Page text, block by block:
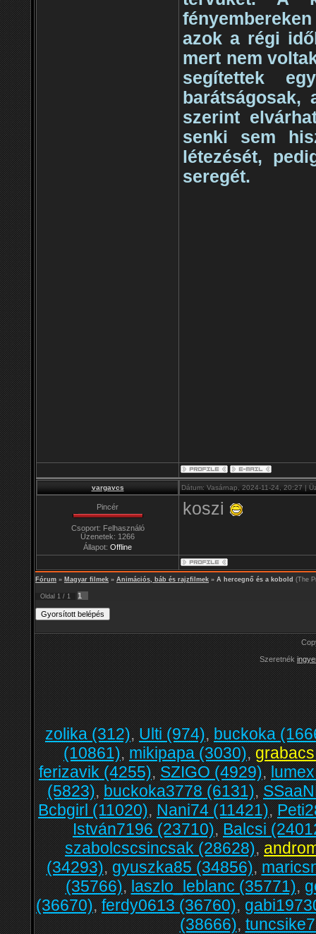
azok a régi
mert nem
segítettek
barátságosak,
szerint
senki sem
létezését,
seregét.
vargavcs Dátum: Vasárnap, 2024-11-24, 20:27 |
Pincér
Csoport: Felhasználó
Üzenetek: 1266
Állapot: Offline
koszi
Fórum » Magyar filmek » Animációs, báb és rajzfilmek » A hercegnő és a kobold (The
Oldal 1 / 1 1
Szeretnék
zolika (312),Ulti (974),buckoka
(10861),mikipapa (3030),
ferizavik (4255),SZIGO (4929),
(5823),buckoka3778 (6131),
Bcbgirl (11020),Nani74 (11421),
István7196 (23710),Balcsi
szabolcscsincsak (28628),
(34293),gyuszka85 (34856),
(35766),laszlo_leblanc (35771),
(36670),ferdy0613 (36760),
(38666),